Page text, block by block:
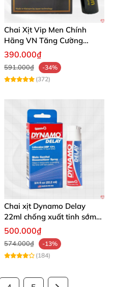
Chai Xịt Vip Men Chính
Hãng VN Tăng Cường
Phong Độ Kéo Dài
390.000₫
591.000₫
-34%
(372)
Chai xịt Dynamo Delay
22ml chống xuất tinh sớm
kéo dài hiệu quả
500.000₫
574.000₫
-13%
(184)